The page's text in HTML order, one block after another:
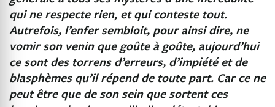
qui ne respecte rien, et qui conteste tout.
Autrefois, l’enfer sembloit, pour ainsi dire, ne
vomir son venin que goûte à goûte, aujourd’hui
ce sont des torrens d’erreurs, d’impiété et de
blasphèmes qu’il répend de toute part. Car ce ne
peut être que de son sein que sortent ces